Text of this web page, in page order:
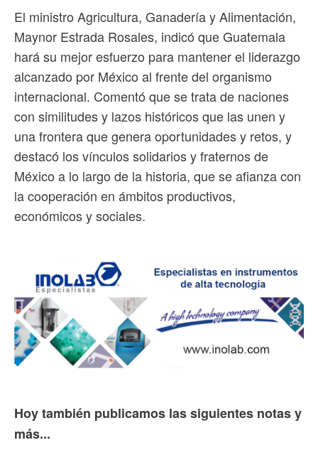
El ministro Agricultura, Ganadería y Alimentación,
Maynor Estrada Rosales, indicó que Guatemala
hará su mejor esfuerzo para mantener el liderazgo
alcanzado por México al frente del organismo
internacional. Comentó que se trata de naciones
con similitudes y lazos históricos que las unen y
una frontera que genera oportunidades y retos, y
destacó los vínculos solidarios y fraternos de
México a lo largo de la historia, que se afianza con
la cooperación en ámbitos productivos,
económicos y sociales.
Hoy también publicamos las siguientes notas y
más...